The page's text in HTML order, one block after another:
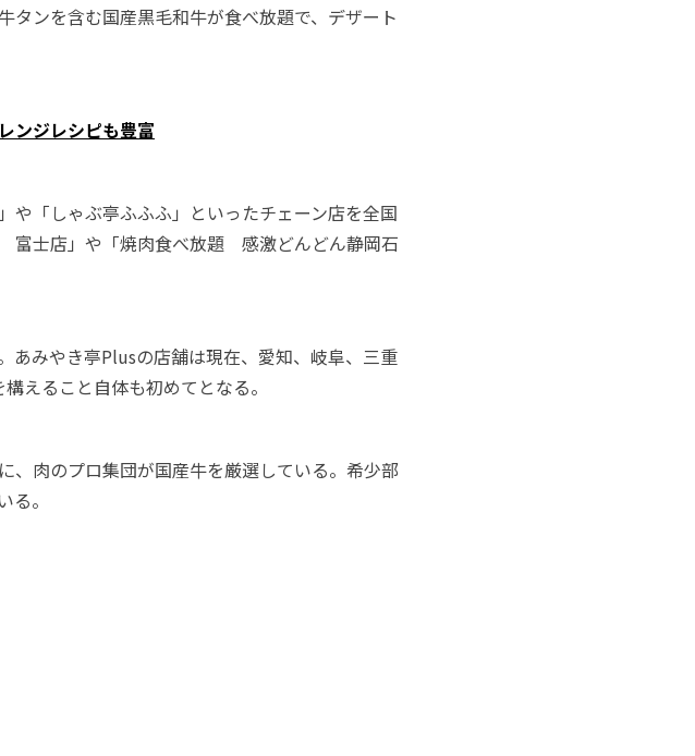
タンを含む国産黒毛和牛が食べ放題で、デザート
ンジレシピも豊富
や「しゃぶ亭ふふふ」といったチェーン店を全国
富士店」や「焼肉食べ放題 感激どんどん静岡石
あみやき亭Plusの店舗は現在、愛知、岐阜、三重
えること自体も初めてとなる。
、肉のプロ集団が国産牛を厳選している。希少部
。